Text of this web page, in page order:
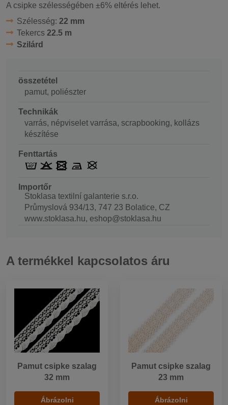
A csipke szélességében ±6% eltérés lehet.
Szélesség: 22 mm
Tekercs 22.5 m
Szilárd
összetétel
pamut, poliészter
Technikák
varrás, népviselet varrása, scrapbooking, kollázs
készítése
Fenttartás
Importőr
Stoklasa textilní galanterie s.r.o.
Průmyslová 934/13, 747 23 Bolatice, CZ
www.stoklasa.hu, eshop@stoklasa.hu
A termékkel kapcsolatos áru
Pamut csipke szalag
32 mm
Ábrázolni
Pamut csipke szalag
23 mm
Ábrázolni